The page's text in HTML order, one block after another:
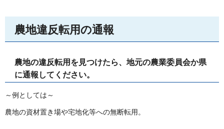
農地違反転用の通報
農地の違反転用を見つけたら、地元の農業委員会か県
に通報してください。
～例としては～
農地の資材置き場や宅地化等への無断転用。